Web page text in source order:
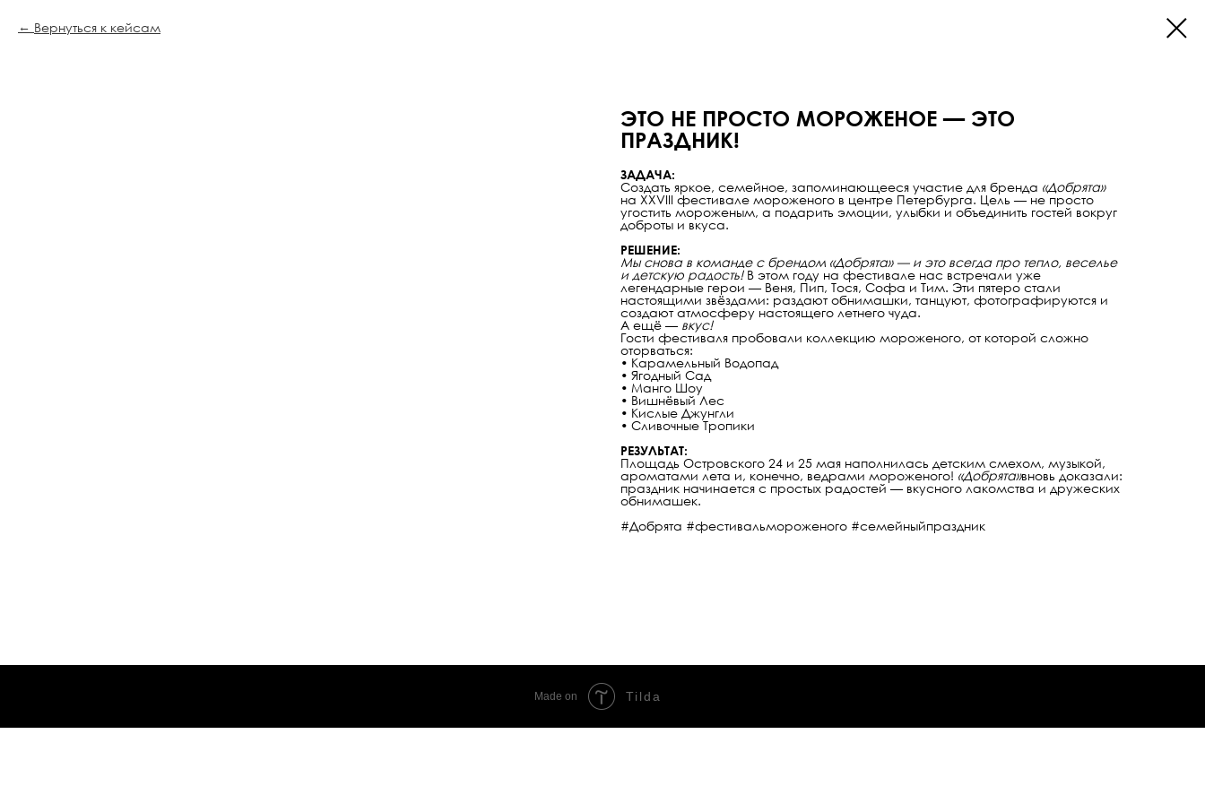
Вернуться к кейсам
ЭТО НЕ ПРОСТО МОРОЖЕНОЕ — ЭТО
ПРАЗДНИК!
ЗАДАЧА:
Создать яркое, семейное, запоминающееся участие для бренда «Добрята»
на XXVIII фестивале мороженого в центре Петербурга. Цель — не просто
угостить мороженым, а подарить эмоции, улыбки и объединить гостей вокруг
доброты и вкуса.
РЕШЕНИЕ:
Мы снова в команде с брендом «Добрята» — и это всегда про тепло, веселье
и детскую радость! В этом году на фестивале нас встречали уже
легендарные герои — Веня, Пип, Тося, Софа и Тим. Эти пятеро стали
настоящими звёздами: раздают обнимашки, танцуют, фотографируются и
создают атмосферу настоящего летнего чуда.
А ещё — вкус!
Гости фестиваля пробовали коллекцию мороженого, от которой сложно
оторваться:
• Карамельный Водопад
• Ягодный Сад
• Манго Шоу
• Вишнёвый Лес
• Кислые Джунгли
• Сливочные Тропики
РЕЗУЛЬТАТ:
Площадь Островского 24 и 25 мая наполнилась детским смехом, музыкой,
ароматами лета и, конечно, ведрами мороженого! «Добрята»вновь доказали:
праздник начинается с простых радостей — вкусного лакомства и дружеских
обнимашек.
#Добрята #фестивальмороженого #семейныйпраздник
Made on Tilda